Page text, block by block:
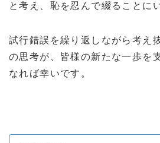
と考え、恥を忍んで綴ることに
試行錯誤を繰り返しながら考え
の思考が、皆様の新たな一歩を
なれば幸いです。